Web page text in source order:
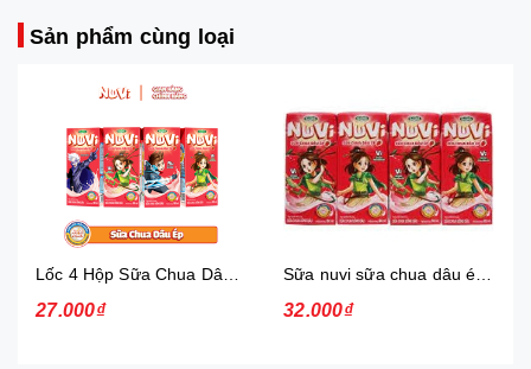
Sản phẩm cùng loại
27.000₫ 32.000₫